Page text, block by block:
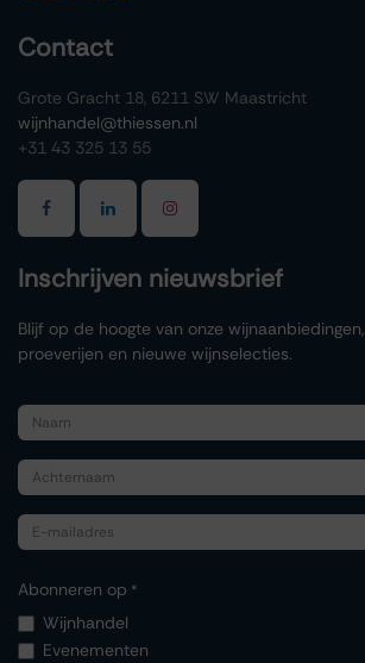
Contact
Grote Gracht 18, 6211 SW Maastricht
wijnhandel@thiessen.nl
+31 43 325 13 55
Inschrijven nieuwsbrief
Blijf op de hoogte van onze wijnaanbiedingen,
proeverijen en nieuwe wijnselecties.
Abonneren op *
Wijnhandel
Evenementen